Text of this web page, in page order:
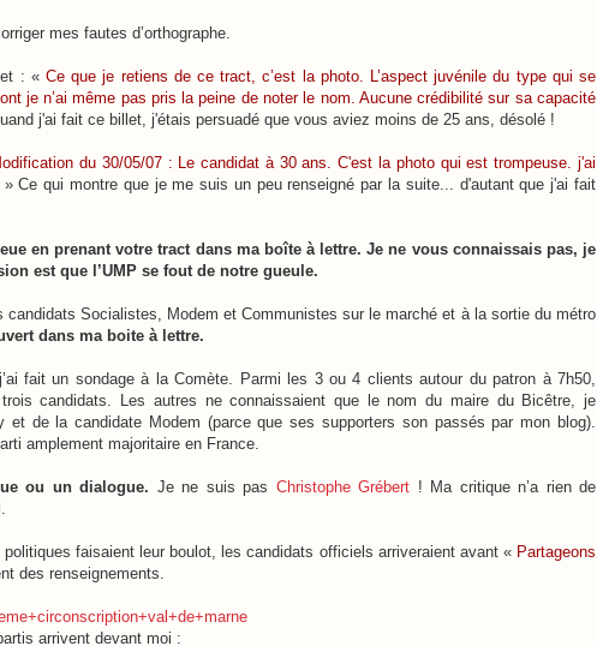
mes fautes d’orthographe.
: « Ce que je retiens de ce tract, c’est la photo. L’aspect juvénile du type qui se
je n’ai même pas pris la peine de noter le nom. Aucune crédibilité sur sa capacité
j'ai fait ce billet, j'étais persuadé que vous aviez moins de 25 ans, désolé !
du 30/05/07 : Le candidat à 30 ans. C'est la photo qui est trompeuse. j'ai
. » Ce qui montre que je me suis un peu renseigné par la suite... d'autant que j'ai fait
en prenant votre tract dans ma boîte à lettre. Je ne vous connaissais pas, je
est que l’UMP se fout de notre gueule.
candidats Socialistes, Modem et Communistes sur le marché et à la sortie du métro
dans ma boite à lettre.
fait un sondage à la Comète. Parmi les 3 ou 4 clients autour du patron à 7h50,
candidats. Les autres ne connaissaient que le nom du maire du Bicêtre, je
et de la candidate Modem (parce que ses supporters son passés par mon blog).
amplement majoritaire en France.
ou un dialogue. Je ne suis pas Christophe Grébert ! Ma critique n’a rien de
faisaient leur boulot, les candidats officiels arriveraient avant « Partageons
des renseignements.
arrivent devant moi :